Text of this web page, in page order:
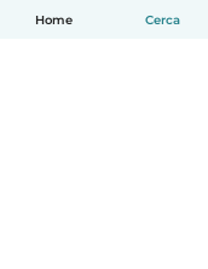
Home Cerca